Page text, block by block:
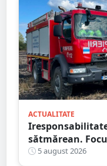
ACTUALITATE
sătmărean.
La un pas să
5 august 2026